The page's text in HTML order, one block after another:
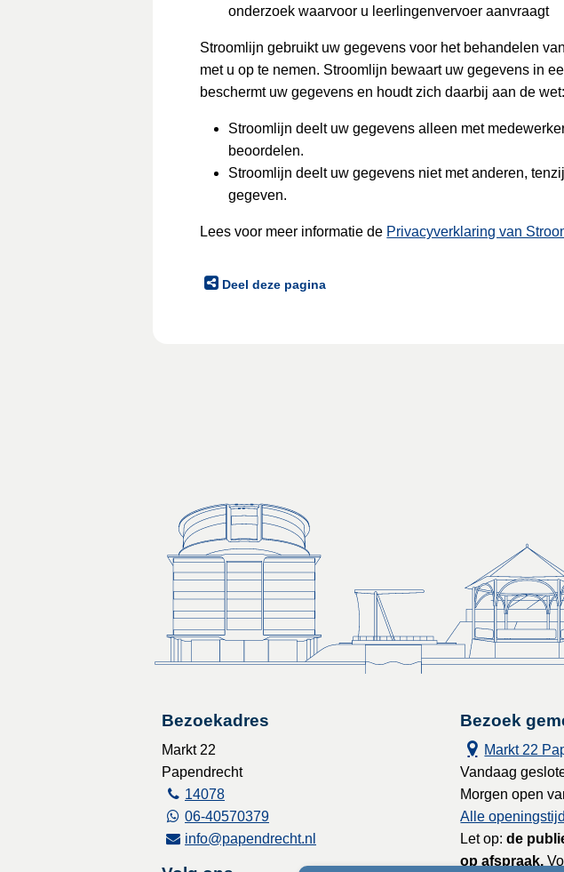
onderzoek waarvoor u leerlingenvervoer aanvraagt
Stroomlijn gebruikt uw gegevens voor het behandelen
met u op te nemen. Stroomlijn bewaart uw gegevens in
beschermt uw gegevens en houdt zich daarbij aan de wet:
Stroomlijn deelt uw gegevens alleen met
beoordelen.
Stroomlijn deelt uw gegevens niet met anderen,
gegeven.
Lees voor meer informatie de Privacyverklaring van
Deel deze pagina
Bezoekadres
Markt 22
Papendrecht
14078
06-40570379
info@papendrecht.nl
Bezoek
Markt 22
Vandaag
Morgen open
Alle
Let op:de
op afspraak.